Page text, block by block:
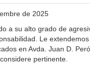
de 2025
a su alto grado de
Le
en Avda. Juan D.
pertinente.